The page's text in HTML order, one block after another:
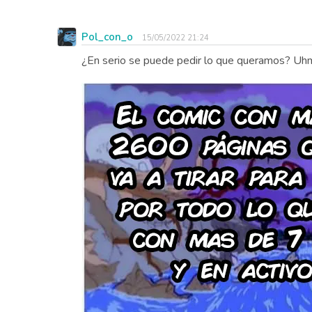
Pol_con_o 15/05/2022 21:24
¿En serio se puede pedir lo que queramos?